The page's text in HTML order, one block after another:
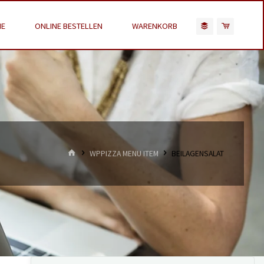
ONLINE BESTELLEN WARENKORB
HOMEWPPIZZA MENU ITEM BEILAGENSALAT